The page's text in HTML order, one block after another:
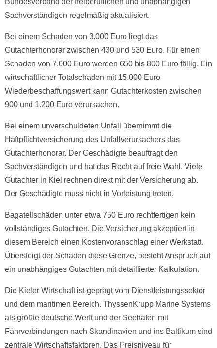
Bundesverband der freiberuflichen und unabhängigen
Sachverständigen regelmäßig aktualisiert.
Bei einem Schaden von 3.000 Euro liegt das
Gutachterhonorar zwischen 430 und 530 Euro. Für einen
Schaden von 7.000 Euro werden 650 bis 800 Euro fällig. Ein
wirtschaftlicher Totalschaden mit 15.000 Euro
Wiederbeschaffungswert kann Gutachterkosten zwischen
900 und 1.200 Euro verursachen.
Bei einem unverschuldeten Unfall übernimmt die
Haftpflichtversicherung des Unfallverursachers das
Gutachterhonorar. Der Geschädigte beauftragt den
Sachverständigen und hat das Recht auf freie Wahl. Viele
Gutachter in Kiel rechnen direkt mit der Versicherung ab.
Der Geschädigte muss nicht in Vorleistung treten.
Bagatellschäden unter etwa 750 Euro rechtfertigen kein
vollständiges Gutachten. Die Versicherung akzeptiert in
diesem Bereich einen Kostenvoranschlag einer Werkstatt.
Übersteigt der Schaden diese Grenze, besteht Anspruch auf
ein unabhängiges Gutachten mit detaillierter Kalkulation.
Die Kieler Wirtschaft ist geprägt vom Dienstleistungssektor
und dem maritimen Bereich. ThyssenKrupp Marine Systems
als größte deutsche Werft und der Seehafen mit
Fährverbindungen nach Skandinavien und ins Baltikum sind
zentrale Wirtschaftsfaktoren. Das Preisniveau für